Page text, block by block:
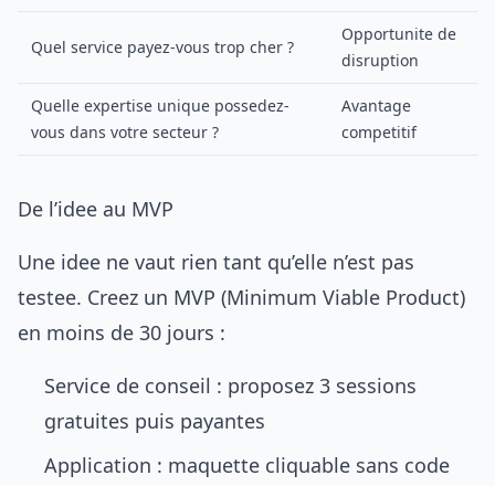
Quel service payez-vous trop cher ?
Opportunite de
disruption
Quelle expertise unique possedez-
vous dans votre secteur ?
Avantage
competitif
De l’idee au MVP
Une idee ne vaut rien tant qu’elle n’est pas
testee. Creez un MVP (Minimum Viable Product)
en moins de 30 jours :
Service de conseil : proposez 3 sessions
gratuites puis payantes
Application : maquette cliquable sans code